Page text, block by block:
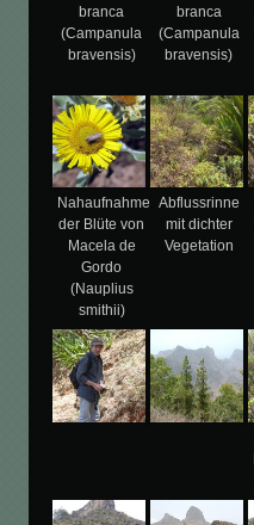
branca
(Campanula
bravensis)
branca
(Campanula
bravensis)
Nahaufnahme
der Blüte von
Macela de
Gordo
(Nauplius
smithii)
Abflussrinne
mit dichter
Vegetation